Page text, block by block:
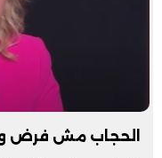
الحجاب مش فرض